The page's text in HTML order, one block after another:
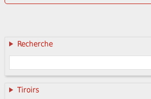
Recherche
Tiroirs